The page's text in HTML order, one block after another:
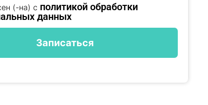
(-на) с политикой обработки
данных